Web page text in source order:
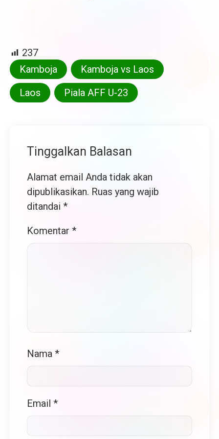
237
Kamboja
Kamboja vs Laos
Laos
Piala AFF U-23
Tinggalkan Balasan
Alamat email Anda tidak akan
dipublikasikan. Ruas yang wajib
ditandai *
Komentar *
Nama *
Email *